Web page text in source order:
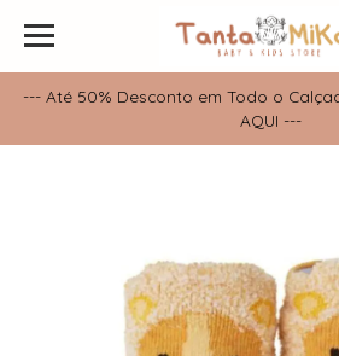
--- Até 50% Desconto em Todo o
AQUI ---